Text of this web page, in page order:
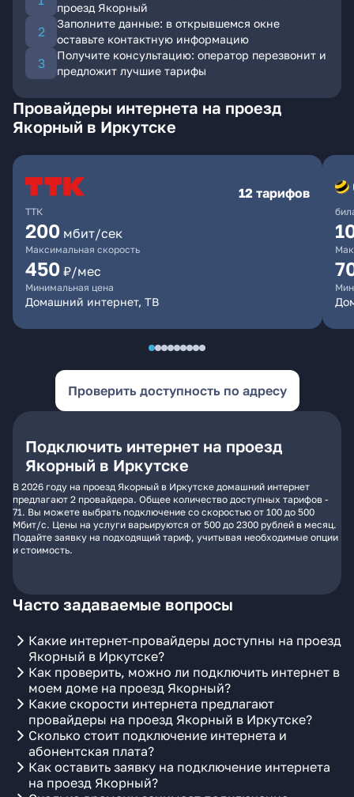
проезд Якорный
Заполните данные: в открывшемся окне
оставьте контактную информацию
Получите консультацию: оператор перезвонит и
предложит лучшие тарифы
Провайдеры интернета на проезд
Якорный в Иркутске
ТТК
12 тарифов
200 мбит/сек
Максимальная скорость
450 ₽/мес
Минимальная цена
Домашний интернет, ТВ
Проверить доступность по адресу
Подключить интернет на проезд
Якорный в Иркутске
В 2026 году на проезд Якорный в Иркутске домашний интернет
предлагают 2 провайдера. Общее количество доступных тарифов -
71. Вы можете выбрать подключение со скоростью от 100 до 500
Мбит/с. Цены на услуги варьируются от 500 до 2300 рублей в месяц.
Подайте заявку на подходящий тариф, учитывая необходимые опции
и стоимость.
Часто задаваемые вопросы
Какие интернет-провайдеры доступны на проезд
Якорный в Иркутске?
Как проверить, можно ли подключить интернет в
моем доме на проезд Якорный?
Какие скорости интернета предлагают
провайдеры на проезд Якорный в Иркутске?
Сколько стоит подключение интернета и
абонентская плата?
Как оставить заявку на подключение интернета
на проезд Якорный?